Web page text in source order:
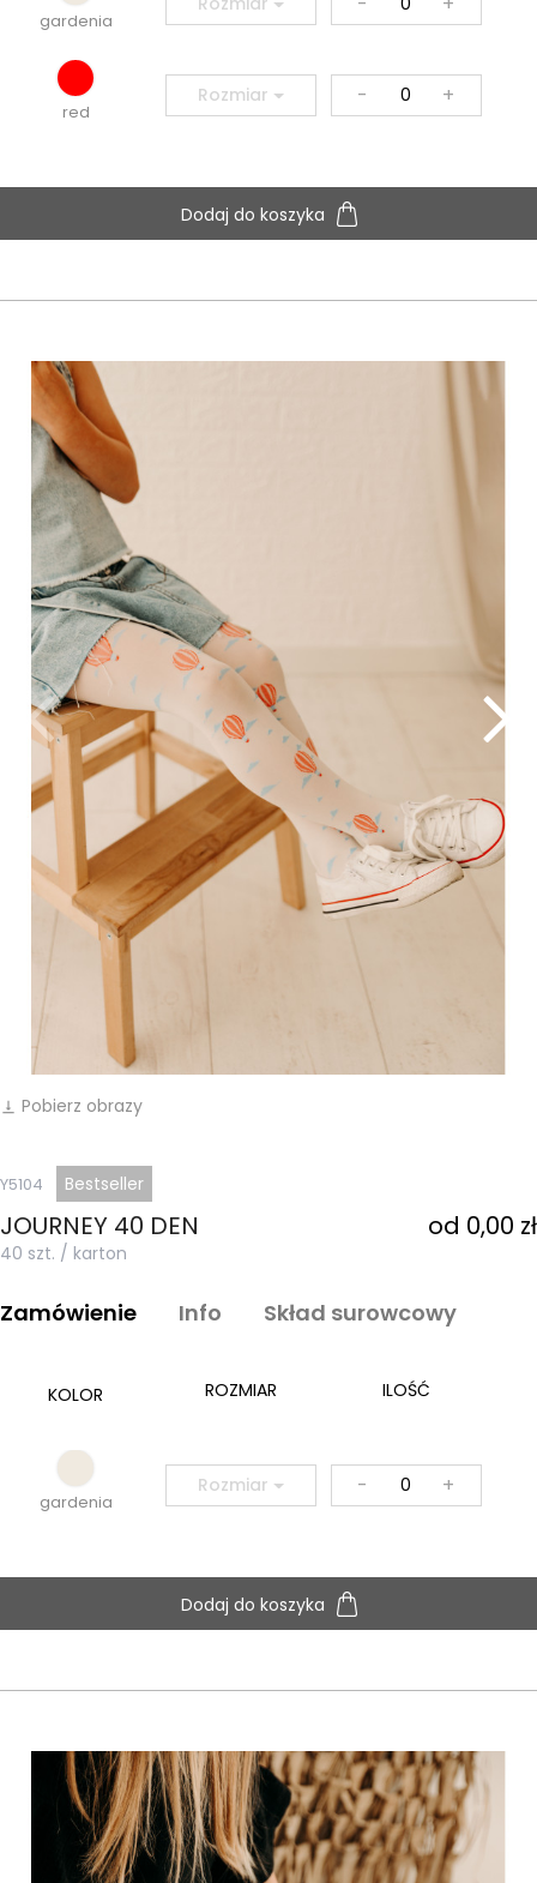
gardenia
red
Rozmiar - +
Dodaj do koszyka
vertical_align_bottom Pobierz obrazy
Y5104 Bestseller
JOURNEY 40 DEN od 0,00 zł
40 szt. / karton
Zamówienie Info Skład surowcowy
KOLOR ROZMIAR ILOŚĆ
gardenia
Rozmiar - +
Dodaj do koszyka